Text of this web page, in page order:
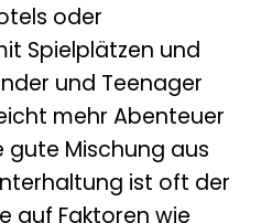
oder
Spielplätzen und
und Teenager
mehr Abenteuer
gute Mischung aus
ist oft der
auf Faktoren wie